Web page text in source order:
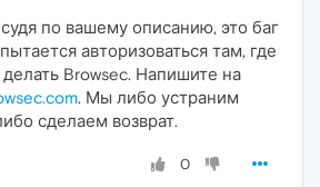
судя по вашему описанию, это баг
авторизоваться там, где
Browsec. Напишите на
. Мы либо устраним
сделаем возврат.
0